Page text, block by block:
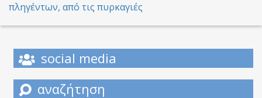
πληγέντων, από τις πυρκαγιές
social media
αναζήτηση